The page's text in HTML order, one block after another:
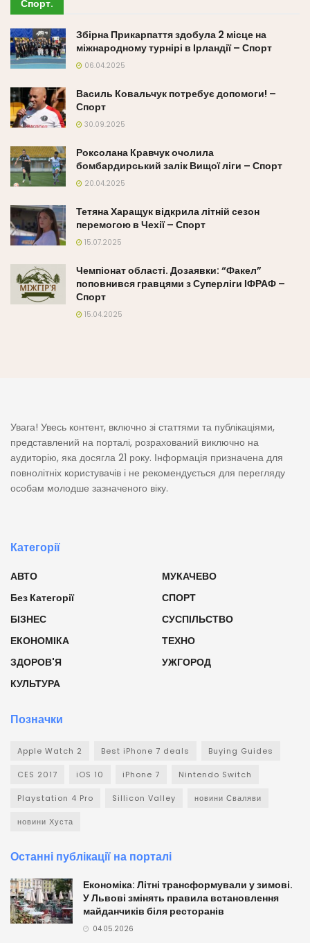
Спорт.
Збірна Прикарпаття здобула 2 місце на
міжнародному турнірі в Ірландії – Спорт
06.04.2025
Василь Ковальчук потребує допомоги! –
Спорт
30.09.2025
Роксолана Кравчук очолила
бомбардирський залік Вищої ліги – Спорт
20.04.2025
Тетяна Харащук відкрила літній сезон
перемогою в Чехії – Спорт
15.07.2025
Чемпіонат області. Дозаявки: “Факел”
поповнився гравцями з Суперліги ІФРАФ –
Спорт
15.04.2025
Увага! Увесь контент, включно зі статтями та публікаціями,
представлений на порталі, розрахований виключно на
аудиторію, яка досягла 21 року. Інформація призначена для
повнолітніх користувачів і не рекомендується для перегляду
особам молодше зазначеного віку.
Категорії
АВТО
Без Категорії
БІЗНЕС
ЕКОНОМІКА
ЗДОРОВ'Я
КУЛЬТУРА
МУКАЧЕВО
СПОРТ
СУСПІЛЬСТВО
ТЕХНО
УЖГОРОД
Позначки
Apple Watch 2 Best iPhone 7 deals Buying Guides
CES 2017 iOS 10 iPhone 7 Nintendo Switch
Playstation 4 Pro Sillicon Valley новини Сваляви
новини Хуста
Останні публікації на порталі
Економіка: Літні трансформували у зимові.
У Львові змінять правила встановлення
майданчиків біля ресторанів
04.05.2026